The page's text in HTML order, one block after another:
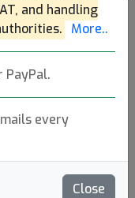
and handling
More..
PayPal.
every
Close
Lucid
Sortera